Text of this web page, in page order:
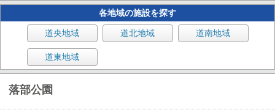
各地域の施設を探す
道央地域 道北地域 道南地域
道東地域
落部公園